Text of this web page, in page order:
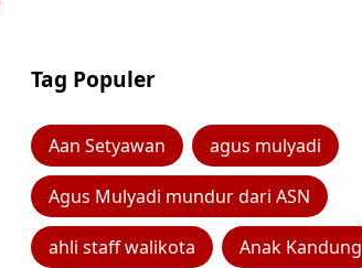
Tag Populer
Aan Setyawan agus mulyadi
Agus Mulyadi mundur dari ASN
ahli staff walikota Anak Kandung